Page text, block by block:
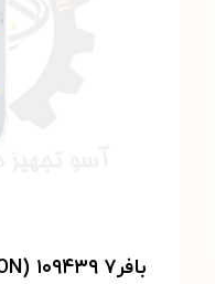
بافر۷ ۱۰۹۴۳۹ (BUFFER SOLUTION)